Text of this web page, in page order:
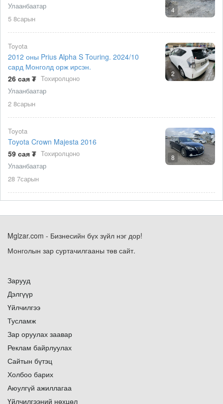
4
Улаанбаатар
5 8сарын
2
Toyota
2012 оны Prius Alpha S Touring. 2024/10
сард Монголд орж ирсэн.
26 сая ₮ Тохиролцоно
Улаанбаатар
2 8сарын
8
Toyota
Toyota Crown Majesta 2016
59 сая ₮ Тохиролцоно
Улаанбаатар
28 7сарын
Mglzar.com - Бизнесийн бүх зүйл нэг дор!
Монголын зар суртачилгааны төв сайт.
Зарууд
Дэлгүүр
Үйлчилгээ
Тусламж
Зар оруулах заавар
Реклам байрлуулах
Сайтын бүтэц
Холбоо барих
Аюулгүй ажиллагаа
Үйлчилгээний нөхцөл